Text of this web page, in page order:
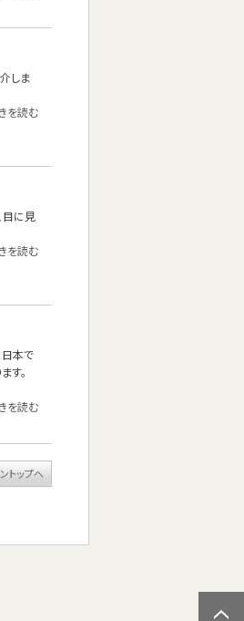
しま
を読む
目に見
を読む
日本で
す。
を読む
トップへ